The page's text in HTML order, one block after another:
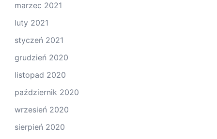
marzec 2021
luty 2021
styczeń 2021
grudzień 2020
listopad 2020
październik 2020
wrzesień 2020
sierpień 2020